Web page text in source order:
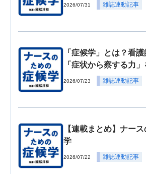
2026/07/31 雑誌連動記事
「症候学」とは？看
「症状から察する力
2026/07/23 雑誌連動記事
【連載まとめ】ナー
学
2026/07/22 雑誌連動記事